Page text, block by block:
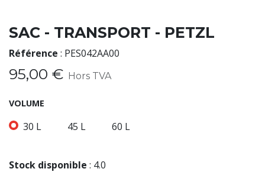
SAC - TRANSPORT - PETZL
Référence : PES042AA00
95,00 € Hors TVA
VOLUME
30 L 45 L 60 L
Stock disponible : 4.0